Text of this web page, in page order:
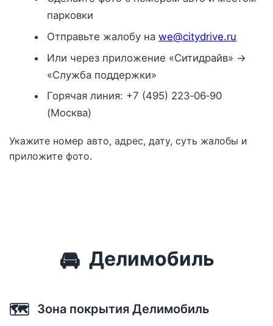
парковки
Отправьте жалобу наwe@citydrive.ru
Или через приложение «Ситидрайв» →
«Служба поддержки»
Горячая линия: +7 (495) 223‑06‑90
(Москва)
Укажите номер авто, адрес, дату, суть жалобы и
приложите фото.
🚘 Делимобиль
🗺️ Зона покрытия Делимобиль